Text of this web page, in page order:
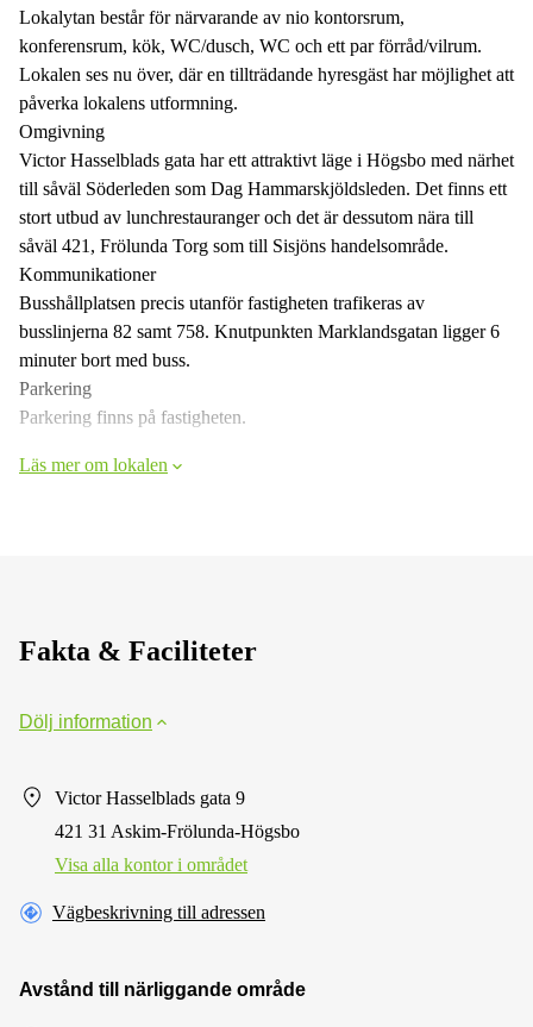
Lokalytan består för närvarande av nio kontorsrum,
konferensrum, kök, WC/dusch, WC och ett par förråd/vilrum.
Lokalen ses nu över, där en tillträdande hyresgäst har möjlighet att
påverka lokalens utformning.
Omgivning
Victor Hasselblads gata har ett attraktivt läge i Högsbo med närhet
till såväl Söderleden som Dag Hammarskjöldsleden. Det finns ett
stort utbud av lunchrestauranger och det är dessutom nära till
såväl 421, Frölunda Torg som till Sisjöns handelsområde.
Kommunikationer
Busshållplatsen precis utanför fastigheten trafikeras av
busslinjerna 82 samt 758. Knutpunkten Marklandsgatan ligger 6
minuter bort med buss.
Parkering
Parkering finns på fastigheten.
Läs mer om lokalen
Fakta & Faciliteter
Dölj information
Victor Hasselblads gata 9
421 31 Askim-Frölunda-Högsbo
Visa alla kontor i området
Vägbeskrivning till adressen
Avstånd till närliggande område